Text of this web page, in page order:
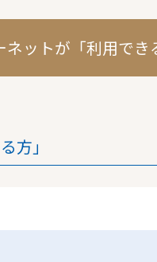
ネットが 「利用でき
方」